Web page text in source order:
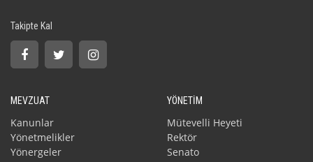
Takipte Kal
MEVZUAT
Kanunlar
Yönetmelikler
Yönergeler
YÖNETİM
Mütevelli Heyeti
Rektör
Senato